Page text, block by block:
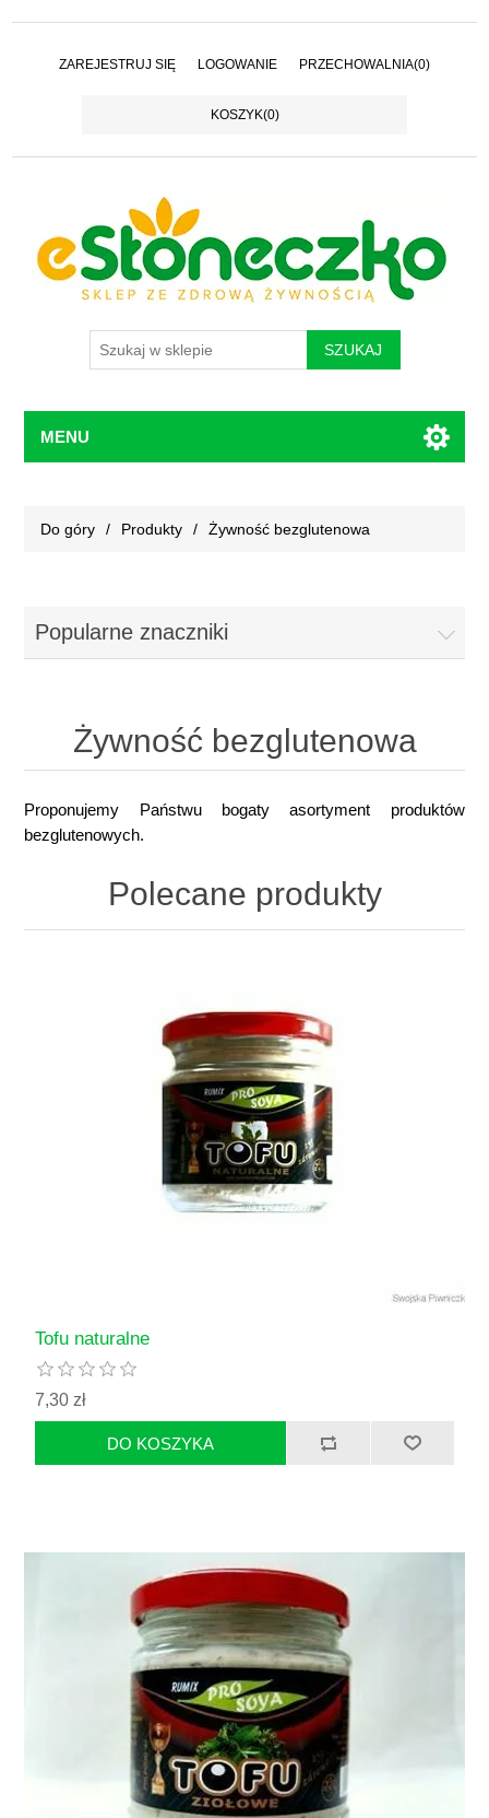
ZAREJESTRUJ SIĘ LOGOWANIE PRZECHOWALNIA(0)
KOSZYK(0)
MENU
Do góry / Produkty / Żywność bezglutenowa
Popularne znaczniki
Żywność bezglutenowa
Proponujemy Państwu bogaty asortyment produktów
bezglutenowych.
Polecane produkty
Tofu naturalne
7,30 zł